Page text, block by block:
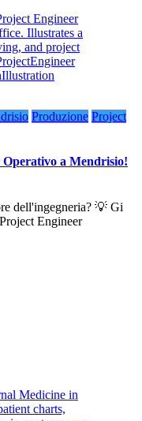
Produzione Project
a Mendrisio!
dell'ingegneria? 💡 Gi
Engineer